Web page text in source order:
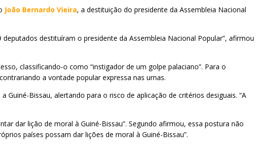
João Bernardo Vieira, a destituição do presidente da Assembleia Nacional
destituíram o presidente da Assembleia Nacional Popular”, afirmou
classificando-o como “instigador de um golpe palaciano”. Para o
a vontade popular expressa nas urnas.
Bissau, alertando para o risco de aplicação de critérios desiguais. “A
dar lição de moral à Guiné-Bissau”. Segundo afirmou, essa postura não
países possam dar lições de moral à Guiné-Bissau”.